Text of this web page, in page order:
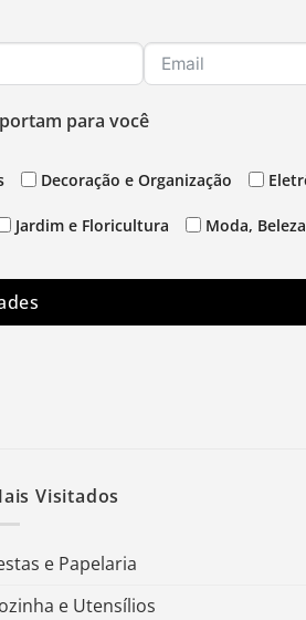
para você
Decoração e Organização
Jardim e Floricultura Moda,
Visitados
e Papelaria
e Utensílios